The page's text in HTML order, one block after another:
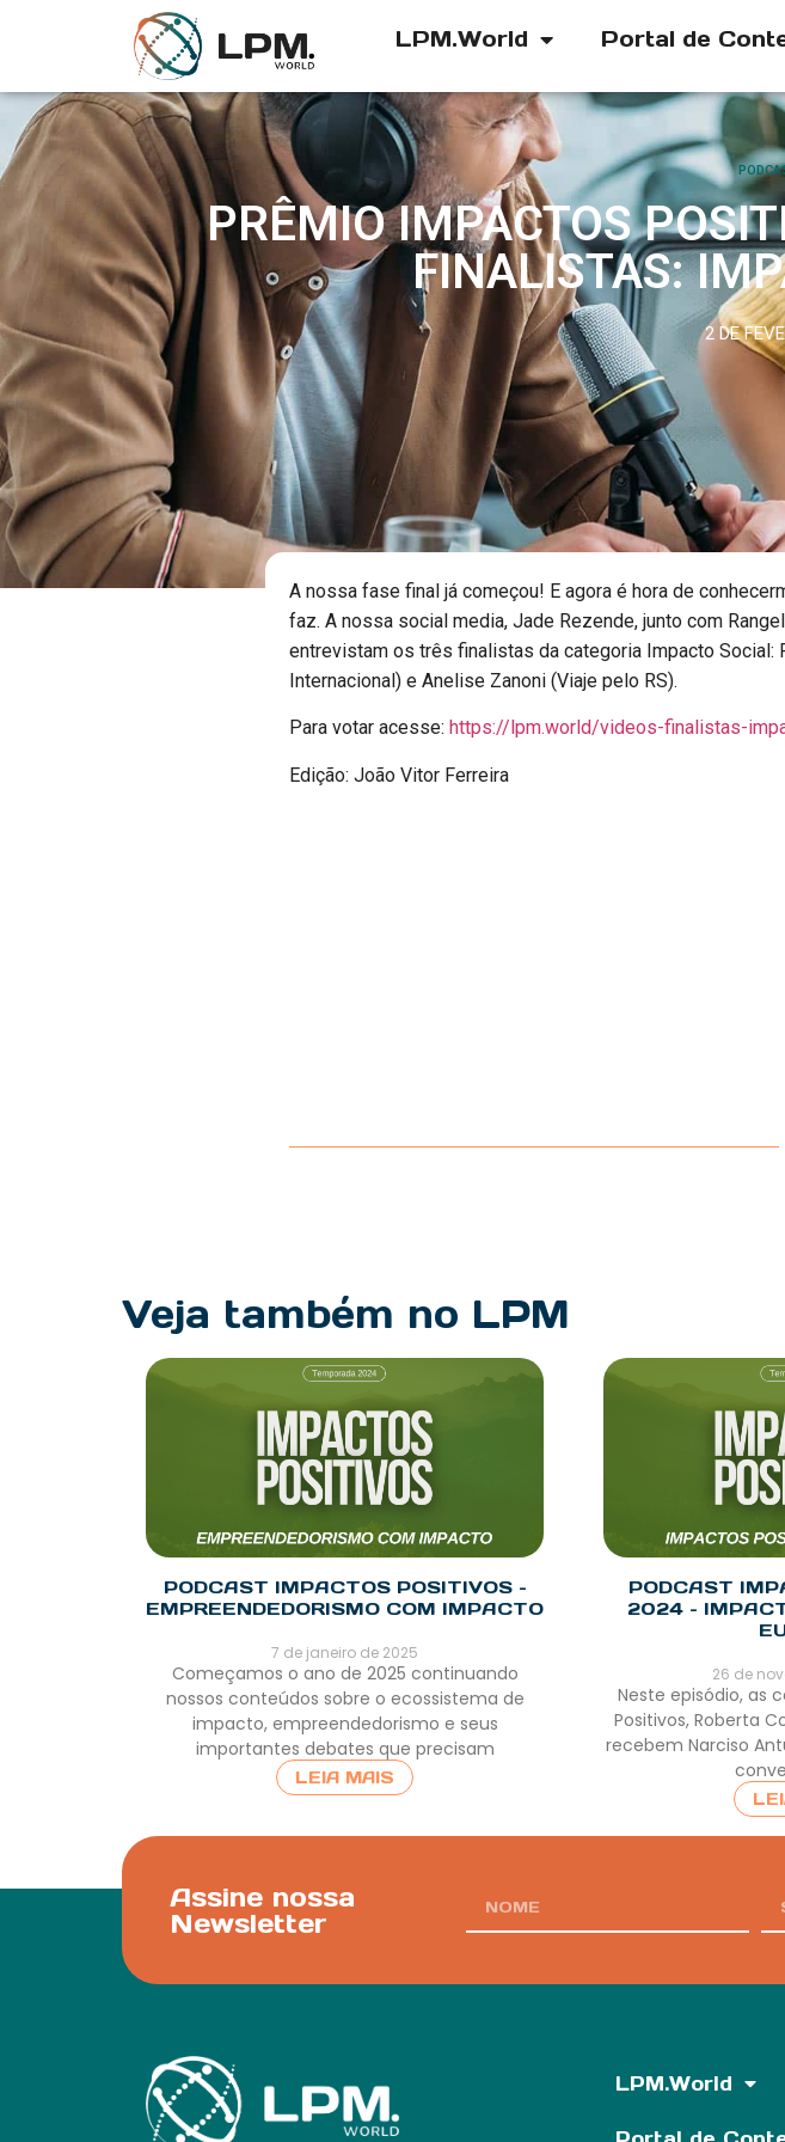
LPM.World Portal de
PRÊMIO IMPACTOS
FINALISTAS:
2 DE
A nossa fase final já começou! E agora é hora de
faz. A nossa social media, Jade Rezende, junto com
entrevistam os três finalistas da categoria Impacto Social:
Internacional) e Anelise Zanoni (Viaje pelo RS).
Para votar acesse: https://lpm.world/videos-finalistas-
Edição: João Vitor Ferreira
Veja também no LPM
PODCAST IMPACTOS POSITIVOS –
EMPREENDEDORISMO COM IMPACTO
7 de janeiro de 2025
Começamos o ano de 2025 continuando
nossos conteúdos sobre o ecossistema de
impacto, empreendedorismo e seus
importantes debates que precisam
LEIA MAIS
PODCAST
2024 –
26 de
Neste episódio, as
Positivos, Roberta
recebem Narciso
Assine nossa
Newsletter
LPM.World